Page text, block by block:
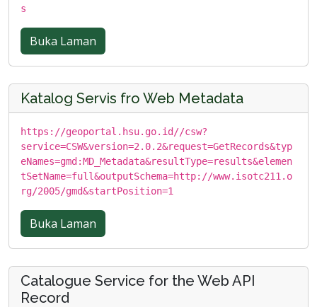
s
Buka Laman
Katalog Servis fro Web Metadata
https://geoportal.hsu.go.id//csw?
service=CSW&version=2.0.2&request=GetRecords&typ
eNames=gmd:MD_Metadata&resultType=results&elemen
tSetName=full&outputSchema=http://www.isotc211.o
rg/2005/gmd&startPosition=1
Buka Laman
Catalogue Service for the Web API
Record